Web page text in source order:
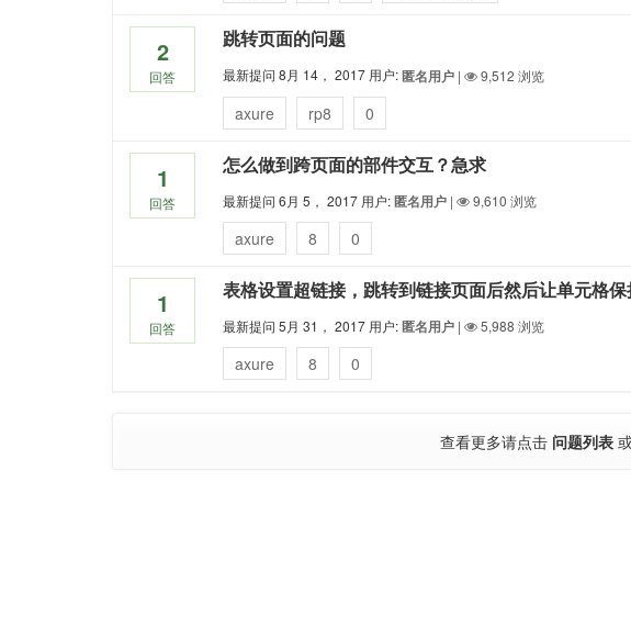
2
回答
跳转页面的问题
最新提问 8月 14， 2017 用户: 匿名用户 | 9,512 浏览
axure rp8 0
1
回答
怎么做到跨页面的部件交互？急求
最新提问 6月 5， 2017 用户: 匿名用户 | 9,610 浏览
axure 8 0
1
回答
表格设置超链接，跳转到链接页面后然后让单元格
最新提问 5月 31， 2017 用户: 匿名用户 | 5,988 浏览
axure 8 0
查看更多请点击 问题列表